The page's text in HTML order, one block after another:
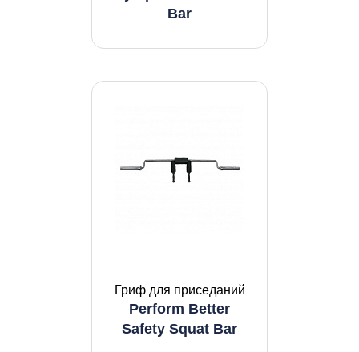
Bar
Гриф для приседаний
Perform Better
Safety Squat Bar